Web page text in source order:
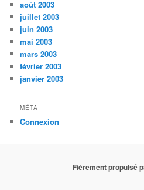
août 2003
juillet 2003
juin 2003
mai 2003
mars 2003
février 2003
janvier 2003
MÉTA
Connexion
Fièrement propulsé